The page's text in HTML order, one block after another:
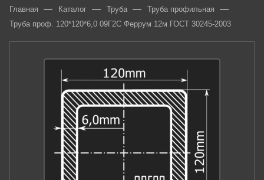
Главная — Каталог — Труба — Труба профильная —
Труба проф. 120*120*6,0 09Г2С Феррум 12м ГОСТ 30245-2003